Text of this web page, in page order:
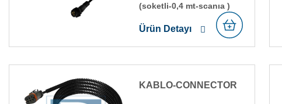
(soketli̇-0,4 mt-scania )
Ürün Detayı
KABLO-CONNECTOR